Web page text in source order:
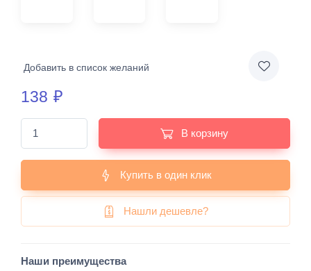
Добавить в список желаний
138 ₽
В корзину
Купить в один клик
Нашли дешевле?
Наши преимущества